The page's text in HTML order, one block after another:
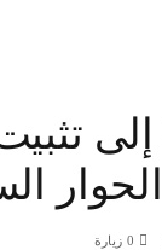
إلى
0 زيارة